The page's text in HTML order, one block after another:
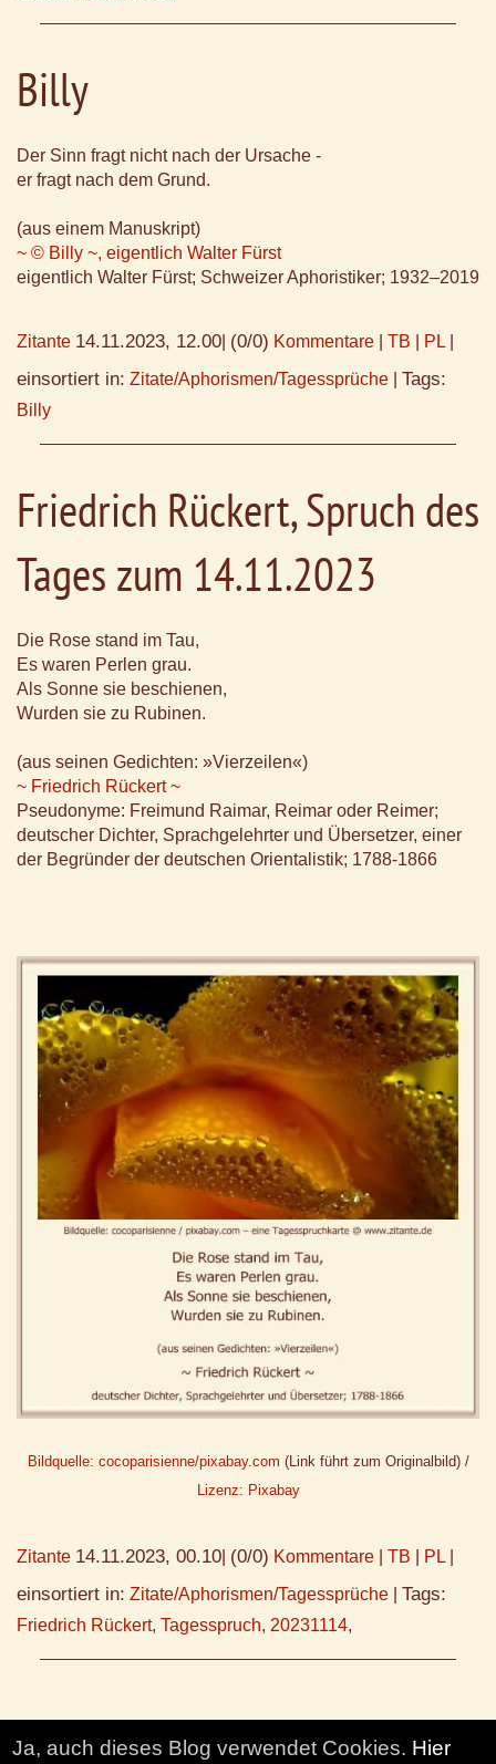
Billy
Der Sinn fragt nicht nach der Ursache -
er fragt nach dem Grund.
(aus einem Manuskript)
~ © Billy ~, eigentlich Walter Fürst
eigentlich Walter Fürst; Schweizer Aphoristiker; 1932–2019
Zitante 14.11.2023, 12.00 (0/0) Kommentare TB PL
einsortiert in: Zitate/Aphorismen/Tagessprüche Tags:
Billy
Friedrich Rückert, Spruch des
Tages zum 14.11.2023
Die Rose stand im Tau,
Es waren Perlen grau.
Als Sonne sie beschienen,
Wurden sie zu Rubinen.
(aus seinen Gedichten: »Vierzeilen«)
~ Friedrich Rückert ~
Pseudonyme: Freimund Raimar, Reimar oder Reimer;
deutscher Dichter, Sprachgelehrter und Übersetzer, einer
der Begründer der deutschen Orientalistik; 1788-1866
Bildquelle: cocoparisienne/pixabay.com (Link führt zum Originalbild) /
Lizenz: Pixabay
Zitante 14.11.2023, 00.10 (0/0) Kommentare TB PL
einsortiert in: Zitate/Aphorismen/Tagessprüche Tags:
Friedrich Rückert, Tagesspruch, 20231114,
Ja, auch dieses Blog verwendet Cookies. Hier